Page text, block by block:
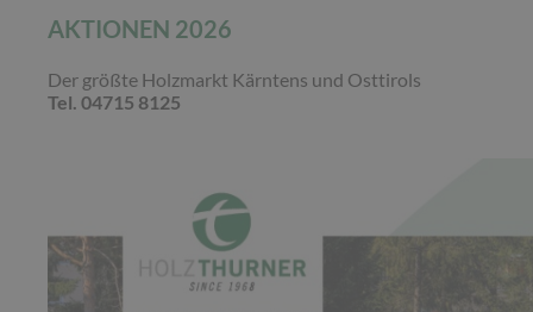
AKTIONEN 2026
Der größte Holzmarkt Kärntens und Osttirols
Tel. 04715 8125